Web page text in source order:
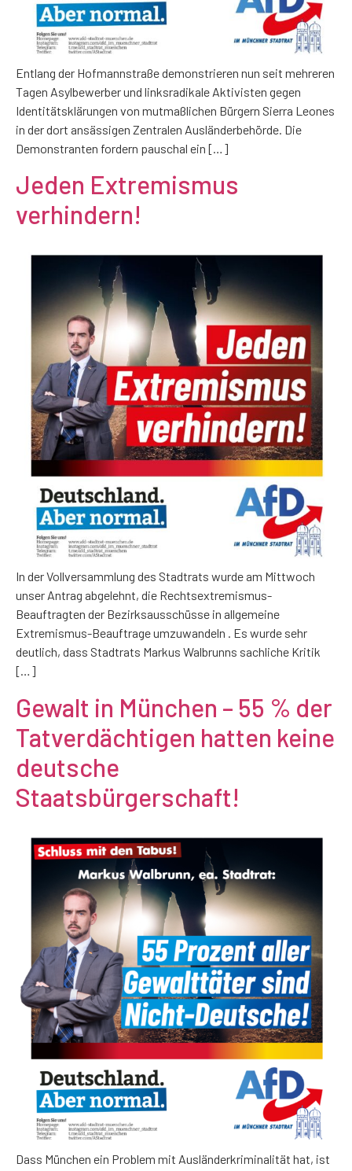
Entlang der Hofmannstraße demonstrieren nun seit mehreren
Tagen Asylbewerber und linksradikale Aktivisten gegen
Identitätsklärungen von mutmaßlichen Bürgern Sierra Leones
in der dort ansässigen Zentralen Ausländerbehörde. Die
Demonstranten fordern pauschal ein […]
Jeden Extremismus
verhindern!
In der Vollversammlung des Stadtrats wurde am Mittwoch
unser Antrag abgelehnt, die Rechtsextremismus-
Beauftragten der Bezirksausschüsse in allgemeine
Extremismus-Beauftrage umzuwandeln . Es wurde sehr
deutlich, dass Stadtrats Markus Walbrunns sachliche Kritik
[…]
Gewalt in München – 55 % der
Tatverdächtigen hatten keine
deutsche
Staatsbürgerschaft!
Dass München ein Problem mit Ausländerkriminalität hat, ist